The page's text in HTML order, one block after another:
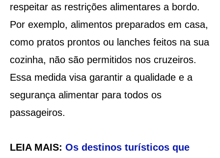
respeitar as restrições alimentares a bordo.
Por exemplo, alimentos preparados em casa,
como pratos prontos ou lanches feitos na sua
cozinha, não são permitidos nos cruzeiros.
Essa medida visa garantir a qualidade e a
segurança alimentar para todos os
passageiros.
LEIA MAIS: Os destinos turísticos que